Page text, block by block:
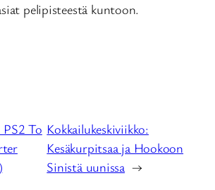
pelipisteestä kuntoon.
PS2 To Kokkailukeskiviikko:
Kesäkurpitsaa ja Hookoon
Sinistä uunissa →